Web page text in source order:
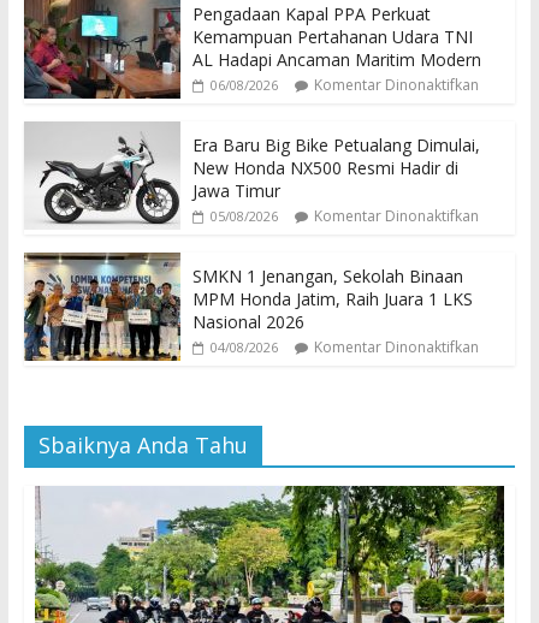
Pengadaan Kapal PPA Perkuat
Kemampuan Pertahanan Udara TNI
AL Hadapi Ancaman Maritim Modern
06/08/2026 Komentar Dinonaktifkan
Era Baru Big Bike Petualang Dimulai,
New Honda NX500 Resmi Hadir di
Jawa Timur
05/08/2026 Komentar Dinonaktifkan
SMKN 1 Jenangan, Sekolah Binaan
MPM Honda Jatim, Raih Juara 1 LKS
Nasional 2026
04/08/2026 Komentar Dinonaktifkan
Sbaiknya Anda Tahu